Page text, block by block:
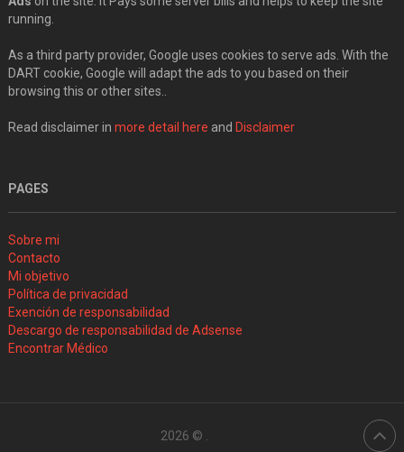
running.
As a third party provider, Google uses cookies to serve ads. With the
DART cookie, Google will adapt the ads to you based on their
browsing this or other sites..
Read disclaimer in more detail here and Disclaimer
PAGES
Sobre mi
Contacto
Mi objetivo
Política de privacidad
Exención de responsabilidad
Descargo de responsabilidad de Adsense
Encontrar Médico
2026 ©